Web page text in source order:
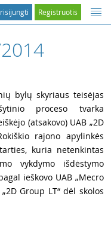
Registruotis
bylų skyriaus teisėjas
proceso tvarka
(atsakovo) UAB „2D
rajono apylinkės
kuria netenkintas
vykdymo išdėstymo
ieškovo UAB „Mecro
Group LT“ dėl skolos